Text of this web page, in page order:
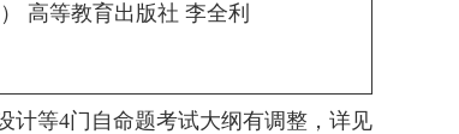
高等教育出版社 李全利
计等4门自命题考试大纲有调整，详见